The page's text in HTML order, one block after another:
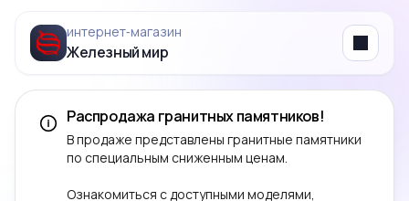
интернет‑магазин
Железный мир Menu
Распродажа гранитных памятников!
В продаже представлены гранитные памятники
по специальным сниженным ценам.
Ознакомиться с доступными моделями,